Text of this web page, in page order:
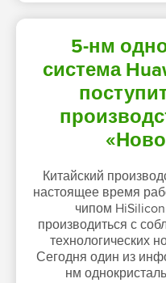
5-нм
система
Китайский
настоящее время
чипом
производиться с
технологических
Сегодня один из
нм